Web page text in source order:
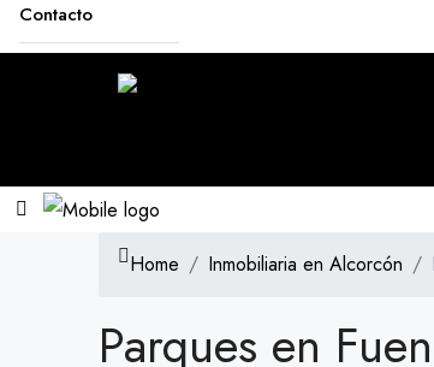
Contacto
Home Inmobiliaria en Alcorcón
Parques en